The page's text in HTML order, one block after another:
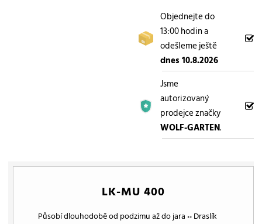
Objednejte do
13:00 hodin a
odešleme ještě
dnes 10.8.2026
Jsme
autorizovaný
prodejce značky
WOLF-GARTEN.
LK-MU 400
Působí dlouhodobě od podzimu až do jara ›› Draslík